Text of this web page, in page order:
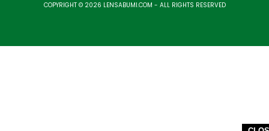
COPYRIGHT © 2026 LENSABUMI.COM - ALL RIGHTS RESERVED